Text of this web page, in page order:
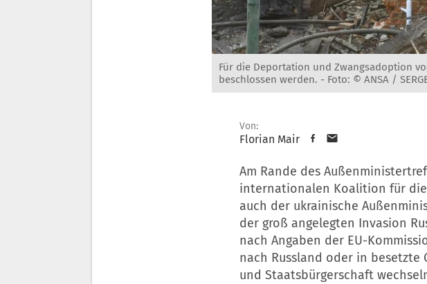
Für die Deportation und Zwangsadoption
beschlossen werden. - Foto: © ANSA /
Von:
Florian Mair
Am Rande des
internationalen Koalition für
auch der ukrainische
der groß angelegten Invasion
nach Angaben der EU-
nach Russland oder in
und Staatsbürgerschaft